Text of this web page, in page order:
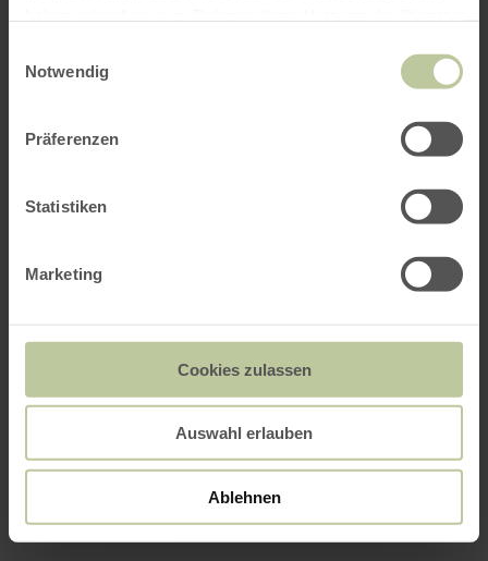
Notwendig
Präferenzen
Statistiken
Marketing
Cookies zulassen
Auswahl erlauben
Ablehnen